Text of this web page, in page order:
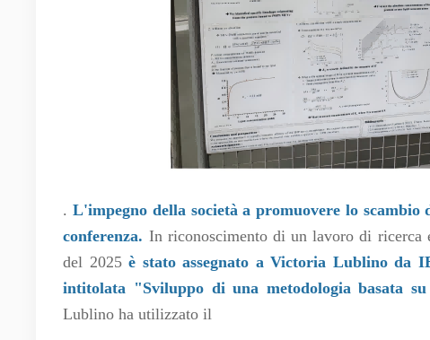
.L'impegno della società a promuovere lo scambio
conferenza. In riconoscimento di un lavoro di ricerca
del 2025è stato assegnato a Victoria Lublino da
intitolata "Sviluppo di una metodologia basata
Lublino ha utilizzato il